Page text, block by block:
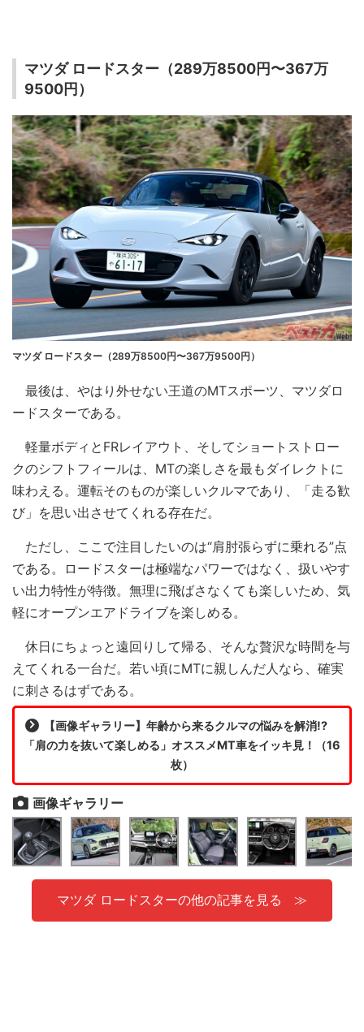
マツダ ロードスター（289万8500円〜367万
9500円）
マツダ ロードスター（289万8500円〜367万9500円）
最後は、やはり外せない王道のMTスポーツ、マツダロ
ードスターである。
軽量ボディとFRレイアウト、そしてショートストロー
クのシフトフィールは、MTの楽しさを最もダイレクトに
味わえる。運転そのものが楽しいクルマであり、「走る歓
び」を思い出させてくれる存在だ。
ただし、ここで注目したいのは“肩肘張らずに乗れる”点
である。ロードスターは極端なパワーではなく、扱いやす
い出力特性が特徴。無理に飛ばさなくても楽しいため、気
軽にオープンエアドライブを楽しめる。
休日にちょっと遠回りして帰る、そんな贅沢な時間を与
えてくれる一台だ。若い頃にMTに親しんだ人なら、確実
に刺さるはずである。
【画像ギャラリー】年齢から来るクルマの悩みを解消!?
「肩の力を抜いて楽しめる」オススメMT車をイッキ見！（16
枚）
画像ギャラリー
マツダ ロードスターの他の記事を見る